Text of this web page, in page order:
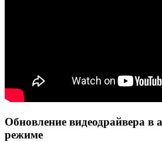
Обновление видеодрайвера в
режиме